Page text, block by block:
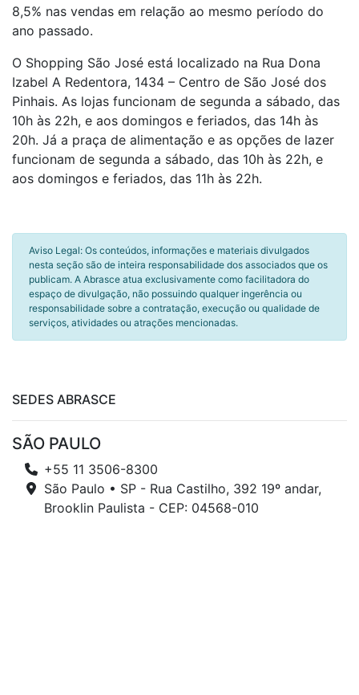
8,5% nas vendas em relação ao mesmo período do
ano passado.
O Shopping São José está localizado na Rua Dona
Izabel A Redentora, 1434 – Centro de São José dos
Pinhais. As lojas funcionam de segunda a sábado, das
10h às 22h, e aos domingos e feriados, das 14h às
20h. Já a praça de alimentação e as opções de lazer
funcionam de segunda a sábado, das 10h às 22h, e
aos domingos e feriados, das 11h às 22h.
Aviso Legal: Os conteúdos, informações e materiais divulgados
nesta seção são de inteira responsabilidade dos associados que os
publicam. A Abrasce atua exclusivamente como facilitadora do
espaço de divulgação, não possuindo qualquer ingerência ou
responsabilidade sobre a contratação, execução ou qualidade de
serviços, atividades ou atrações mencionadas.
SEDES ABRASCE
SÃO PAULO
+55 11 3506-8300
São Paulo • SP - Rua Castilho, 392 19º andar,
Brooklin Paulista - CEP: 04568-010